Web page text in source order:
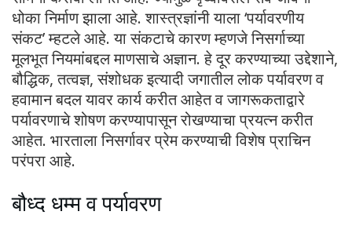
धोका निर्माण झाला आहे. शास्त्रज्ञांनी याला ‘पर्यावरणीय
संकट’ म्हटले आहे. या संकटाचे कारण म्हणजे निसर्गाच्या
मूलभूत नियमांबद्दल माणसाचे अज्ञान. हे दूर करण्याच्या उद्देशाने,
बौद्धिक, तत्वज्ञ, संशोधक इत्यादी जगातील लोक पर्यावरण व
हवामान बदल यावर कार्य करीत आहेत व जागरूकताद्वारे
पर्यावरणाचे शोषण करण्यापासून रोखण्याचा प्रयत्न करीत
आहेत. भारताला निसर्गावर प्रेम करण्याची विशेष प्राचिन
परंपरा आहे.
बौध्द धम्म व पर्यावरण